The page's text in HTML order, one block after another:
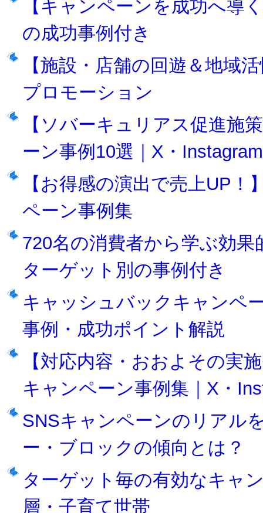
【キャンペーンを成功へ導
の成功事例付き
【施設・店舗の回遊＆地域
プロモーション
【ソバーキュリアス促進施
ーン事例10選｜X・
【お得感の演出で売上UP
ペーン事例集
720名の消費者から学ぶ効
ターゲット別の事例付き
キャッシュバックキャンペ
事例・成功ポイント解説
【対応内容・おおよその実
キャンペーン事例集｜X・
SNSキャンペーンのリアル
ー・ブロックの傾向とは？
ターゲット毎の有効なキャ
層・子育て世帯